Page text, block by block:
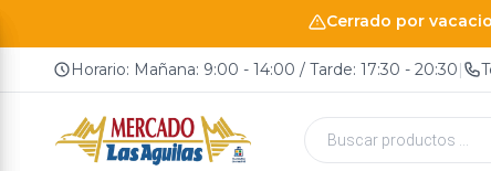
Cerrado por
Horario: Mañana: 9:00 - 14:00 / Tarde: 17:30 - 20:30|
Búsqueda
productos